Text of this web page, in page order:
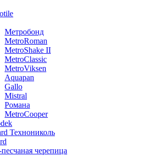
Метробонд
MetroRoman
MetroShake II
MetroClassic
MetroViksen
Aquapan
Gallo
Mistral
Романа
MetroCooper
Технониколь
черепица